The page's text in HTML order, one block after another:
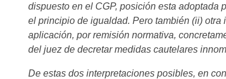
dispuesto en el CGP, posición esta adoptada
el principio de igualdad. Pero también (ii)
aplicación, por remisión normativa,
del juez de decretar medidas cautelares
De estas dos interpretaciones posibles, en